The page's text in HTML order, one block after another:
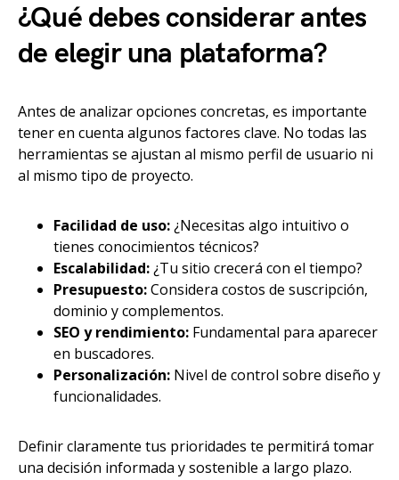
¿Qué debes considerar antes
de elegir una plataforma?
Antes de analizar opciones concretas, es importante
tener en cuenta algunos factores clave. No todas las
herramientas se ajustan al mismo perfil de usuario ni
al mismo tipo de proyecto.
Facilidad de uso:¿Necesitas algo intuitivo o
tienes conocimientos técnicos?
Escalabilidad:¿Tu sitio crecerá con el tiempo?
Presupuesto:Considera costos de suscripción,
dominio y complementos.
SEO y rendimiento: Fundamental para aparecer
en buscadores.
Personalización: Nivel de control sobre diseño y
funcionalidades.
Definir claramente tus prioridades te permitirá tomar
una decisión informada y sostenible a largo plazo.